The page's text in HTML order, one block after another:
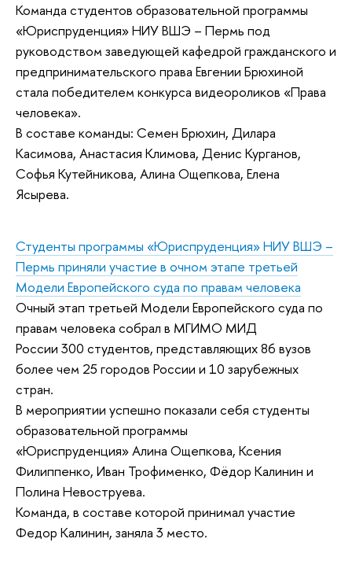
Команда студентов образовательной программы
«Юриспруденция» НИУ ВШЭ – Пермь под
руководством заведующей кафедрой гражданского и
предпринимательского права Евгении Брюхиной
стала победителем конкурса видеороликов «Права
человека».
В составе команды: Семен Брюхин, Дилара
Касимова, Анастасия Климова, Денис Курганов,
Софья Кутейникова, Алина Ощепкова, Елена
Ясырева.
Студенты программы «Юриспруденция» НИУ ВШЭ –
Пермь приняли участие в очном этапе третьей
Модели Европейского суда по правам человека
Очный этап третьей Модели Европейского суда по
правам человека собрал в МГИМО МИД
России 300 студентов, представляющих 86 вузов
более чем 25 городов России и 10 зарубежных
стран.
В мероприятии успешно показали себя студенты
образовательной программы
«Юриспруденция» Алина Ощепкова, Ксения
Филиппенко, Иван Трофименко, Фёдор Калинин и
Полина Невоструева.
Команда, в составе которой принимал участие
Федор Калинин, заняла 3 место.